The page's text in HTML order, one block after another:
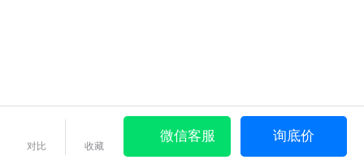
对比 收藏
微信客服 询底价